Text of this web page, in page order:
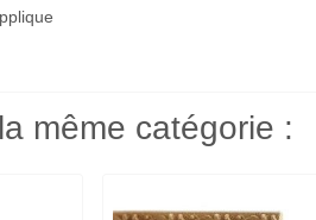
même catégorie :